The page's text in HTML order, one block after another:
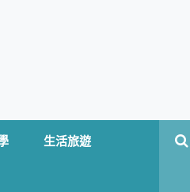
生活旅遊